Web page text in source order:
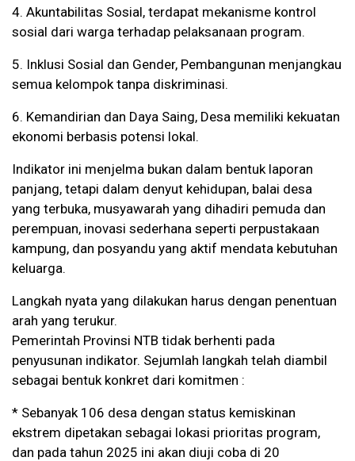
4. Akuntabilitas Sosial, terdapat mekanisme kontrol
sosial dari warga terhadap pelaksanaan program.
5. Inklusi Sosial dan Gender, Pembangunan menjangkau
semua kelompok tanpa diskriminasi.
6. Kemandirian dan Daya Saing, Desa memiliki kekuatan
ekonomi berbasis potensi lokal.
Indikator ini menjelma bukan dalam bentuk laporan
panjang, tetapi dalam denyut kehidupan, balai desa
yang terbuka, musyawarah yang dihadiri pemuda dan
perempuan, inovasi sederhana seperti perpustakaan
kampung, dan posyandu yang aktif mendata kebutuhan
keluarga.
Langkah nyata yang dilakukan harus dengan penentuan
arah yang terukur.
Pemerintah Provinsi NTB tidak berhenti pada
penyusunan indikator. Sejumlah langkah telah diambil
sebagai bentuk konkret dari komitmen :
* Sebanyak 106 desa dengan status kemiskinan
ekstrem dipetakan sebagai lokasi prioritas program,
dan pada tahun 2025 ini akan diuji coba di 20